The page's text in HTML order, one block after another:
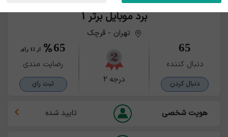
برد موبایل برتر 1
تهران - قرچک
65
دنبال کننده
دنبال کردن درجه ۲
65 از 12 رای
رضایت مندی
ثبت رای
هویت شخصی تایید شده